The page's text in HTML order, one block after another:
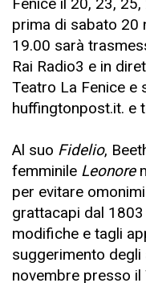
Fenice il 20, 23,
prima di sabato 20
19.00 sarà
Rai Radio3 e in
Teatro La Fenice e
huffingtonpost.it. e
Al suo Fidelio,
femminile Leonore
per evitare
grattacapi dal
modifiche e tagli
suggerimento
novembre presso il